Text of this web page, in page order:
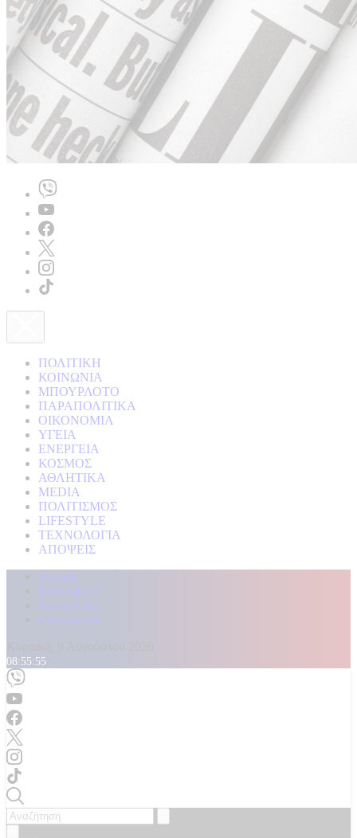
ΠΟΛΙΤΙΚΗ
ΚΟΙΝΩΝΙΑ
ΜΠΟΥΡΛΟΤΟ
ΠΑΡΑΠΟΛΙΤΙΚΑ
ΟΙΚΟΝΟΜΙΑ
ΥΓΕΙΑ
ΕΝΕΡΓΕΙΑ
ΚΟΣΜΟΣ
ΑΘΛΗΤΙΚΑ
MEDIA
ΠΟΛΙΤΙΣΜΟΣ
LIFESTYLE
ΤΕΧΝΟΛΟΓΙΑ
ΑΠΟΨΕΙΣ
Αρχική
Kontra Live
Καταγγελίες
Επικοινωνία
08:55:57